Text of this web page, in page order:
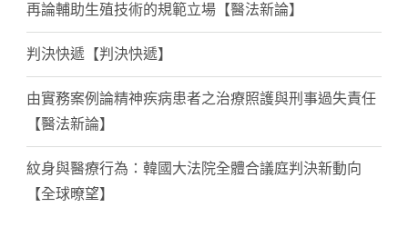
再論輔助生殖技術的規範立場【醫法新論】
判決快遞【判決快遞】
由實務案例論精神疾病患者之治療照護與刑事過失責任
【醫法新論】
紋身與醫療行為：韓國大法院全體合議庭判決新動向
【全球暸望】